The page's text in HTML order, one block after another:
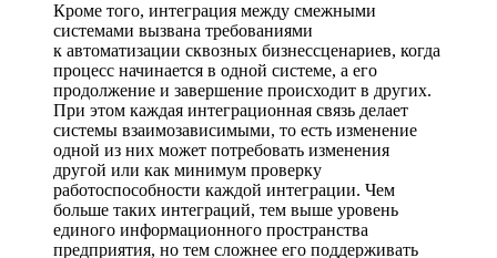
Кроме того, интеграция между смежными
системами вызвана требованиями
к автоматизации сквозных бизнес­сценариев, когда
процесс начинается в одной системе, а его
продолжение и завершение происходит в других.
При этом каждая интеграционная связь делает
системы взаимозависимыми, то есть изменение
одной из них может потребовать изменения
другой или как минимум проверку
работоспособности каждой интеграции. Чем
больше таких интеграций, тем выше уровень
единого информационного пространства
предприятия, но тем сложнее его поддерживать